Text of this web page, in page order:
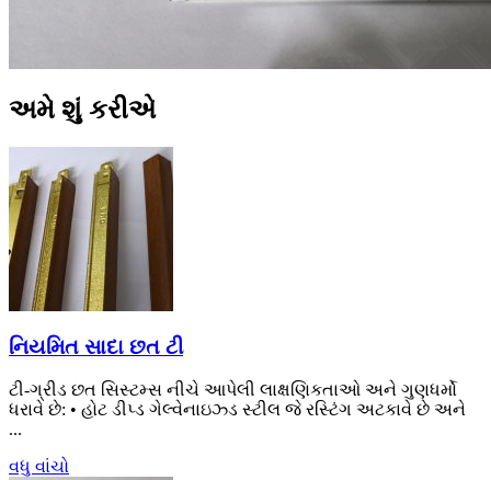
અમે શું કરીએ
નિયમિત સાદા છત ટી
ટી-ગ્રીડ છત સિસ્ટમ્સ નીચે આપેલી લાક્ષણિકતાઓ અને ગુણધર્મો
ધરાવે છે: • હોટ ડીપ્ડ ગેલ્વેનાઇઝ્ડ સ્ટીલ જે ​​રસ્ટિંગ અટકાવે છે અને
...
વધુ વાંચો